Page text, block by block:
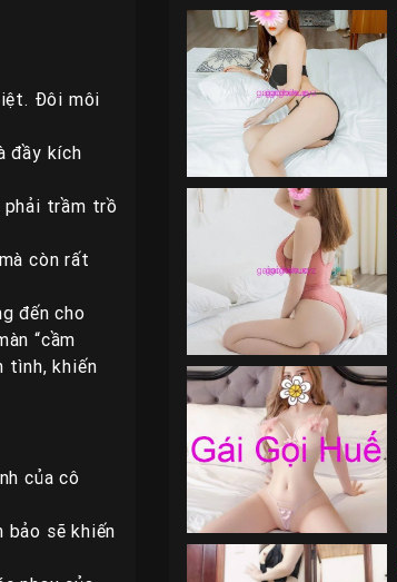
Đôi môi
đầy kích
phải trầm trồ
còn rất
đến cho
“cầm
tình, khiến
của cô
bảo sẽ khiến